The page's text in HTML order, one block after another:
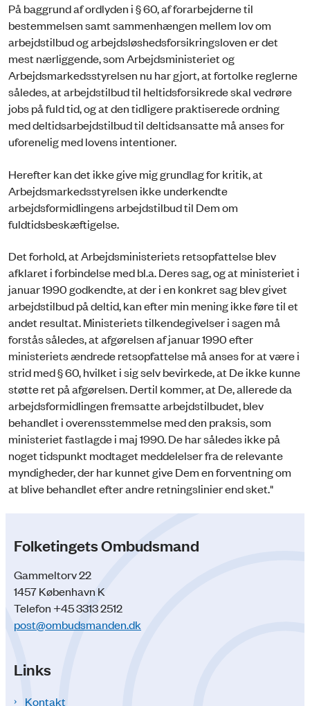
På baggrund af ordlyden i § 60, af forarbejderne til
bestemmelsen samt sammenhængen mellem lov om
arbejdstilbud og arbejdsløshedsforsikringsloven er det
mest nærliggende, som Arbejdsministeriet og
Arbejdsmarkedsstyrelsen nu har gjort, at fortolke reglerne
således, at arbejdstilbud til heltidsforsikrede skal vedrøre
jobs på fuld tid, og at den tidligere praktiserede ordning
med deltidsarbejdstilbud til deltidsansatte må anses for
uforenelig med lovens intentioner.
Herefter kan det ikke give mig grundlag for kritik, at
Arbejdsmarkedsstyrelsen ikke underkendte
arbejdsformidlingens arbejdstilbud til Dem om
fuldtidsbeskæftigelse.
Det forhold, at Arbejdsministeriets retsopfattelse blev
afklaret i forbindelse med bl.a. Deres sag, og at ministeriet i
januar 1990 godkendte, at der i en konkret sag blev givet
arbejdstilbud på deltid, kan efter min mening ikke føre til et
andet resultat. Ministeriets tilkendegivelser i sagen må
forstås således, at afgørelsen af januar 1990 efter
ministeriets ændrede retsopfattelse må anses for at være i
strid med § 60, hvilket i sig selv bevirkede, at De ikke kunne
støtte ret på afgørelsen. Dertil kommer, at De, allerede da
arbejdsformidlingen fremsatte arbejdstilbudet, blev
behandlet i overensstemmelse med den praksis, som
ministeriet fastlagde i maj 1990. De har således ikke på
noget tidspunkt modtaget meddelelser fra de relevante
myndigheder, der har kunnet give Dem en forventning om
at blive behandlet efter andre retningslinier end sket."
Folketingets Ombudsmand
Gammeltorv 22
1457 København K
Telefon +45 3313 2512
post@ombudsmanden.dk
Links
Kontakt